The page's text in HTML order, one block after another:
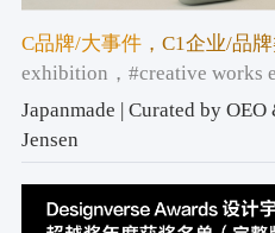
C品牌/大事件，C1企业/品
exhibition ，#creative works
Japanmade | Curated by
Jensen